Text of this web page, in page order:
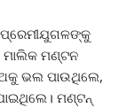
ପ୍ରେମୀଯୁଗଳଙ୍କୁ
ମାଲିକ ମଣ୍ଟନ
ଭଲ ପାଉଥିଲେ,
ମଣ୍ଟନ୍